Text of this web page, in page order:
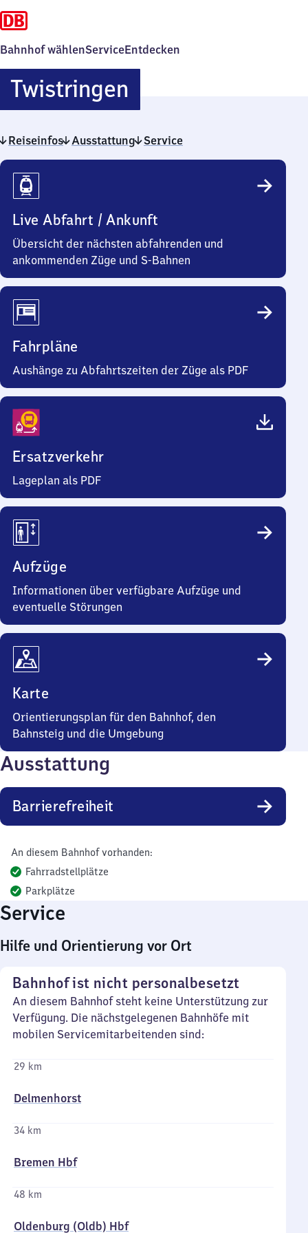
Bahnhof wählenServiceEntdecken
TwistringenTwistringen
Reiseinfos Ausstattung Service
Reiseinfos
Live Abfahrt / Ankunft
Übersicht der nächsten abfahrenden und
ankommenden Züge und S-Bahnen
Fahrpläne
Aushänge zu Abfahrtszeiten der Züge als PDF
Ersatzverkehr
Lageplan als PDF
Aufzüge
Informationen über verfügbare Aufzüge und
eventuelle Störungen
Karte
Orientierungsplan für den Bahnhof, den
Bahnsteig und die Umgebung
Ausstattung
Barrierefreiheit
An diesem Bahnhof vorhanden:
Fahrradstellplätze
Parkplätze
Service
Hilfe und Orientierung vor Ort
Bahnhof ist nicht personalbesetzt
An diesem Bahnhof steht keine Unterstützung zur
Verfügung. Die nächstgelegenen Bahnhöfe mit
mobilen Servicemitarbeitenden sind:
29 km
Delmenhorst
34 km
Bremen Hbf
48 km
Oldenburg (Oldb) Hbf